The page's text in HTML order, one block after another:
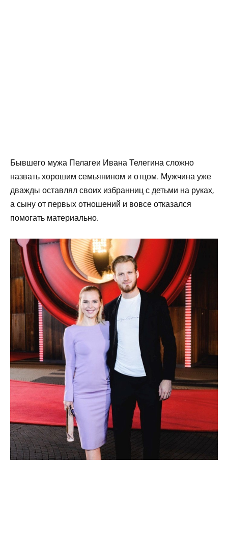
Бывшего мужа Пелагеи Ивана Телегина сложно
назвать хорошим семьянином и отцом. Мужчина уже
дважды оставлял своих избранниц с детьми на руках,
а сыну от первых отношений и вовсе отказался
помогать материально.